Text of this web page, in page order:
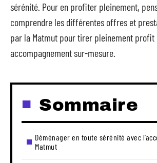
sérénité. Pour en profiter pleinement,
comprendre les différentes offres et
par la Matmut pour tirer pleinement profit
accompagnement sur-mesure.
Sommaire
Déménager en toute sérénité avec
Matmut